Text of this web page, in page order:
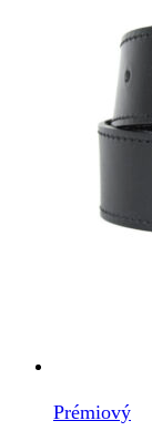
Prémiový